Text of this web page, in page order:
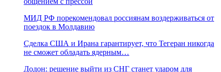
МИД РФ порекомендовал россиянам воздерживаться от
поездок в Молдавию
Сделка США и Ирана гарантирует, что Тегеран никогда
не сможет обладать ядерным…
Додон: решение выйти из СНГ станет ударом для